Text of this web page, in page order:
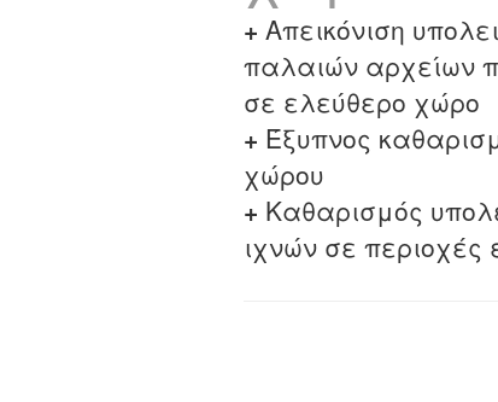
+ Απεικόνιση
παλαιών αρχείων
σε ελεύθερο χώρο
+ Έξυπνος
χώρου
+ Καθαρισμός
ιχνών σε